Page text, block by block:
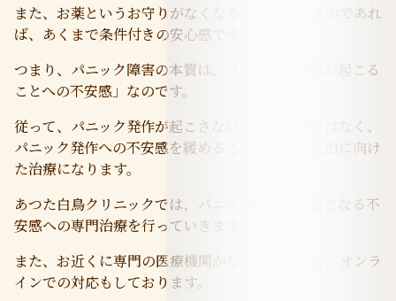
また、お薬というお守りがなくなると不安になるのであれ
ば、あくまで条件付きの安心感です。
つまり、パニック障害の本質は、「パニック発作が起こる
ことへの不安感」なのです。
従って、パニック発作が起こさないことが治療ではなく、
パニック発作への不安感を緩めることこそが、完治に向け
た治療になります。
あつた白鳥クリニックでは、パニック障害の本質となる不
安感への専門治療を行っていきます。
また、お近くに専門の医療機関がない方に向けて、オンラ
インでの対応もしております。